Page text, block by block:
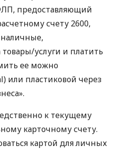
предоставляющий
счету 2600,
наличные,
товары/услуги и платить
ее можно
или пластиковой через
к текущему
карточному счету.
картой для личных